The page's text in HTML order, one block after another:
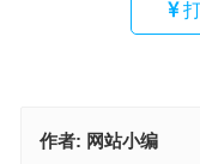
作者: 网站小编